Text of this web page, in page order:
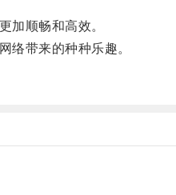
顺畅和高效。
带来的种种乐趣。